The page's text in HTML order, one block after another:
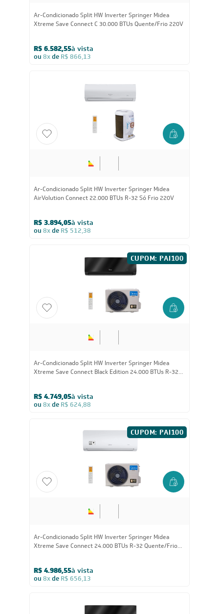
Ar-Condicionado Split HW Inverter Springer Midea
Xtreme Save Connect C 30.000 BTUs Quente/Frio 220V
R$ 6.582,55à vista
ou 8xde R$ 866,13
Ar-Condicionado Split HW Inverter Springer Midea
AirVolution Connect 22.000 BTUs R-32 Só Frio 220V
R$ 3.894,05à vista
ou 8xde R$ 512,38
CUPOM: PAI100
Ar-Condicionado Split HW Inverter Springer Midea
Xtreme Save Connect Black Edition 24.000 BTUs R-32
R$ 4.749,05à vista
ou 8xde R$ 624,88
CUPOM: PAI100
Ar-Condicionado Split HW Inverter Springer Midea
Xtreme Save Connect 24.000 BTUs R-32 Quente/Frio
R$ 4.986,55à vista
ou 8xde R$ 656,13